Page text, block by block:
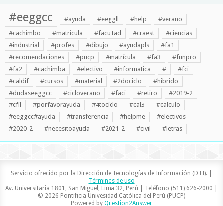
#eeggcc #ayuda #eeggll #help
#verano
#cachimbo
#matricula #facultad #craest
#ciencias
#industrial
#profes #dibujo #ayudapls
#fa1
#recomendaciones
#pucp #matrícula #fa3
#funpro
#fa2
#cachimba #electivo #informatica #
#fci
#caldif
#cursos #material #2dociclo
#hibrido
#dudaseeggcc
#cicloverano #faci #retiro
#2019-2
#cfil
#porfavorayuda #4tociclo #cal3
#calculo
#eeggcc#ayuda
#transferencia #helpme
#electivos
#2020-2
#necesitoayuda #2021-2 #civil #letras
Servicio ofrecido por la Dirección de Tecnologías de Información (DTI). |
Términos de uso
Av. Universitaria 1801, San Miguel, Lima 32, Perú | Teléfono (511) 626-2000 |
© 2026 Pontificia Univesidad Católica del Perú (PUCP)
Powered by Question2Answer